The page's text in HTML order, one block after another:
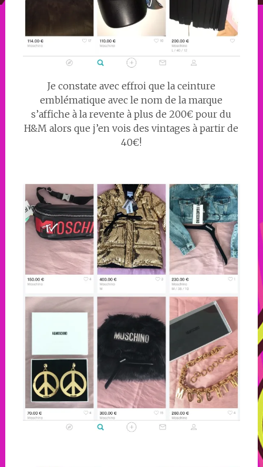
Je constate avec effroi que la ceinture
emblématique avec le nom de la marque
s’affiche à la revente à plus de 200€ pour du
H&M alors que j’en vois des vintages à partir de
40€!